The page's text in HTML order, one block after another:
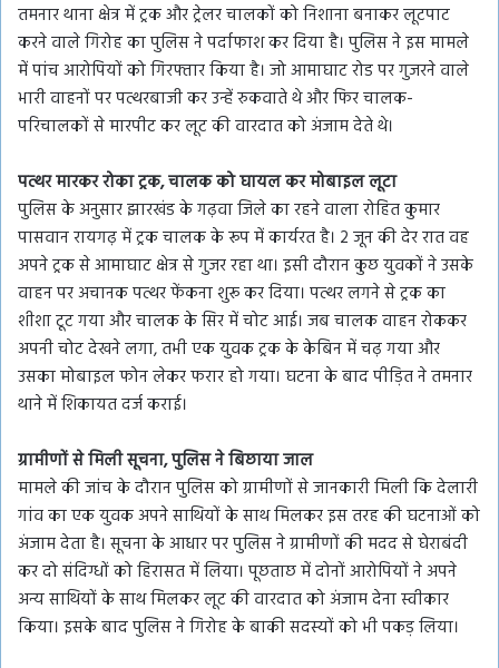
तमनार थाना क्षेत्र में ट्रक और ट्रेलर चालकों को निशाना बनाकर लूटपाट
करने वाले गिरोह का पुलिस ने पर्दाफाश कर दिया है। पुलिस ने इस मामले
में पांच आरोपियों को गिरफ्तार किया है। जो आमाघाट रोड पर गुजरने वाले
भारी वाहनों पर पत्थरबाजी कर उन्हें रुकवाते थे और फिर चालक-
परिचालकों से मारपीट कर लूट की वारदात को अंजाम देते थे।
पत्थर मारकर रोका ट्रक, चालक को घायल कर मोबाइल लूटा
पुलिस के अनुसार झारखंड के गढ़वा जिले का रहने वाला रोहित कुमार
पासवान रायगढ़ में ट्रक चालक के रूप में कार्यरत है। 2 जून की देर रात वह
अपने ट्रक से आमाघाट क्षेत्र से गुजर रहा था। इसी दौरान कुछ युवकों ने उसके
वाहन पर अचानक पत्थर फेंकना शुरू कर दिया। पत्थर लगने से ट्रक का
शीशा टूट गया और चालक के सिर में चोट आई। जब चालक वाहन रोककर
अपनी चोट देखने लगा, तभी एक युवक ट्रक के केबिन में चढ़ गया और
उसका मोबाइल फोन लेकर फरार हो गया। घटना के बाद पीड़ित ने तमनार
थाने में शिकायत दर्ज कराई।
ग्रामीणों से मिली सूचना, पुलिस ने बिछाया जाल
मामले की जांच के दौरान पुलिस को ग्रामीणों से जानकारी मिली कि देलारी
गांव का एक युवक अपने साथियों के साथ मिलकर इस तरह की घटनाओं को
अंजाम देता है। सूचना के आधार पर पुलिस ने ग्रामीणों की मदद से घेराबंदी
कर दो संदिग्धों को हिरासत में लिया। पूछताछ में दोनों आरोपियों ने अपने
अन्य साथियों के साथ मिलकर लूट की वारदात को अंजाम देना स्वीकार
किया। इसके बाद पुलिस ने गिरोह के बाकी सदस्यों को भी पकड़ लिया।